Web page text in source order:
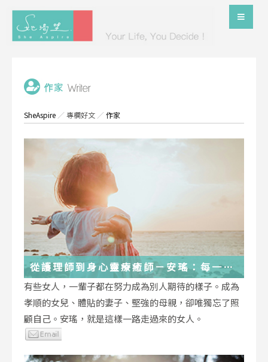
SheAspire ／專欄好文 ／作家
從護理師到身心靈療癒師－安瑤：每一段
低谷，都能成為重生的起點
有些女人，一輩子都在努力成為別人期待的樣子。成為
孝順的女兒、體貼的妻子、堅強的母親，卻唯獨忘了照
顧自己。安瑤，就是這樣一路走過來的女人。